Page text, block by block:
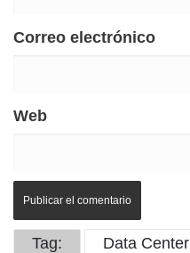
Correo electrónico
Web
Tag: Data Center